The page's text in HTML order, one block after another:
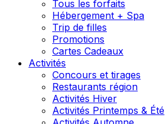
Tous les forfaits
Hébergement + Spa
Trip de filles
Promotions
Cartes Cadeaux
Activités
Concours et tirages
Restaurants région
Activités Hiver
Activités Printemps & Été